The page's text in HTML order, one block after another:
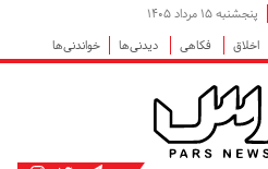
پنجشنبه ۱۵ مرداد ۱۴۰۵
اخلاق فکاهی دیدنی‌ها خواندنی‌ها